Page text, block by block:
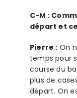
C-M :
départ et
Pierre : On
temps pour
course du
plus de
départ. On